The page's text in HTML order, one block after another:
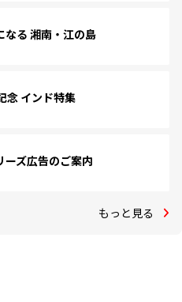
なる 湘南・江の島
念 インド特集
ーズ広告のご案内
もっと見る